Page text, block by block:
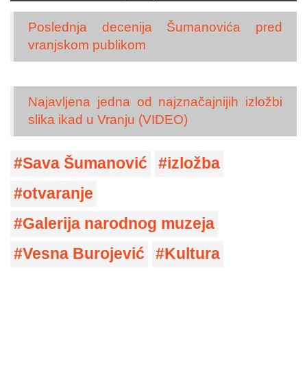
Poslednja decenija Šumanovića pred
vranjskom publikom
Najavljena jedna od najznačajnijih izložbi
slika ikad u Vranju (VIDEO)
Sava Šumanović
izložba
otvaranje
Galerija narodnog muzeja
Vesna Burojević
Kultura